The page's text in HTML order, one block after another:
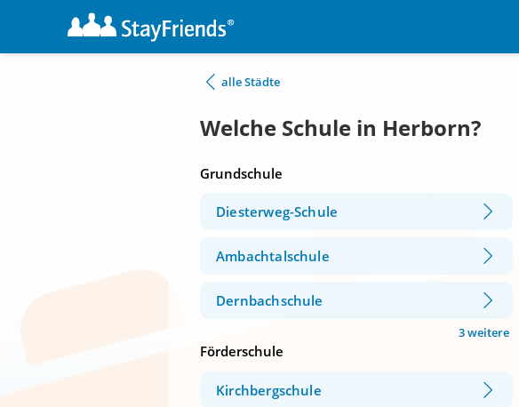
alle Städte
Welche Schule in Herborn?
Grundschule
Diesterweg-Schule
Ambachtalschule
Dernbachschule
3 weitere
Förderschule
Kirchbergschule